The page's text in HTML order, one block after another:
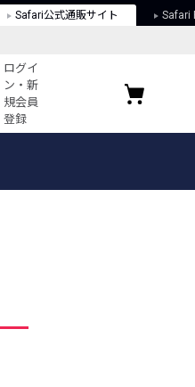
Safari公式通販サイト Safari
ログイ
ン・新
規会員
登録
お気に入りブラ